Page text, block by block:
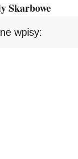
Skarbowe
wpisy: